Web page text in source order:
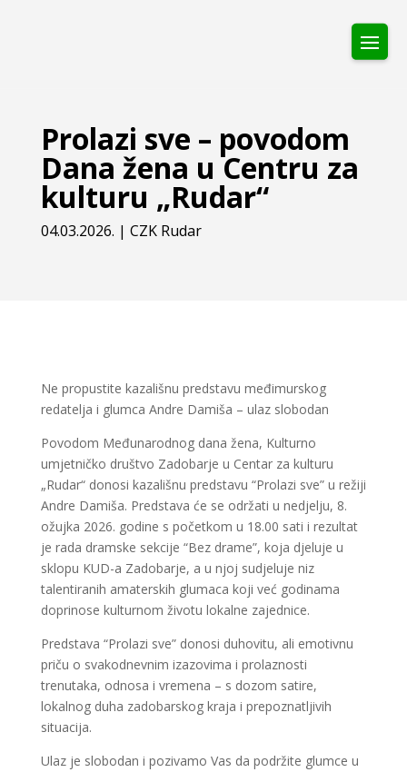
Prolazi sve – povodom
Dana žena u Centru za
kulturu „Rudar“
04.03.2026. | CZK Rudar
Ne propustite kazališnu predstavu međimurskog
redatelja i glumca Andre Damiša – ulaz slobodan
Povodom Međunarodnog dana žena, Kulturno
umjetničko društvo Zadobarje u Centar za kulturu
„Rudar“ donosi kazališnu predstavu “Prolazi sve” u režiji
Andre Damiša. Predstava će se održati u nedjelju, 8.
ožujka 2026. godine s početkom u 18.00 sati i rezultat
je rada dramske sekcije “Bez drame”, koja djeluje u
sklopu KUD-a Zadobarje, a u njoj sudjeluje niz
talentiranih amaterskih glumaca koji već godinama
doprinose kulturnom životu lokalne zajednice.
Predstava “Prolazi sve” donosi duhovitu, ali emotivnu
priču o svakodnevnim izazovima i prolaznosti
trenutaka, odnosa i vremena – s dozom satire,
lokalnog duha zadobarskog kraja i prepoznatljivih
situacija.
Ulaz je slobodan i pozivamo Vas da podržite glumce u